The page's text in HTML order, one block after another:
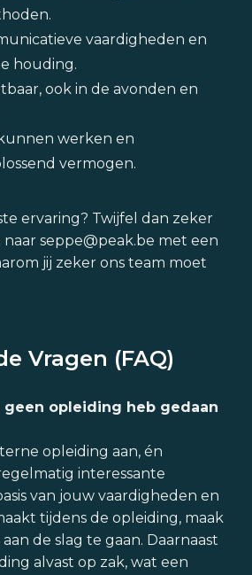
vaardigheden en
houding.
ook in de avonden en
werken en
vermogen.
ervaring? Twijfel dan zeker
seppe@peak.be met een
jij zeker ons team moet
Vragen (FAQ)
geen opleiding heb gedaan
opleiding aan, én
interessante
van jouw vaardigheden en
tijdens de opleiding, maak
de slag te gaan. Daarnaast
alvast op zak, wat een